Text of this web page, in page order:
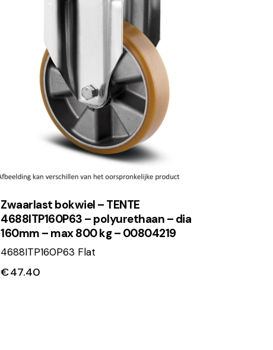
Zwaarlast bokwiel – TENTE
4688ITP160P63 – polyurethaan – dia
160mm – max 800 kg – 00804219
4688ITP160P63 Flat
€47.40